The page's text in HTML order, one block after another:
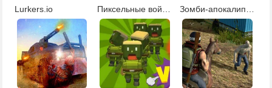
Lurkers.io